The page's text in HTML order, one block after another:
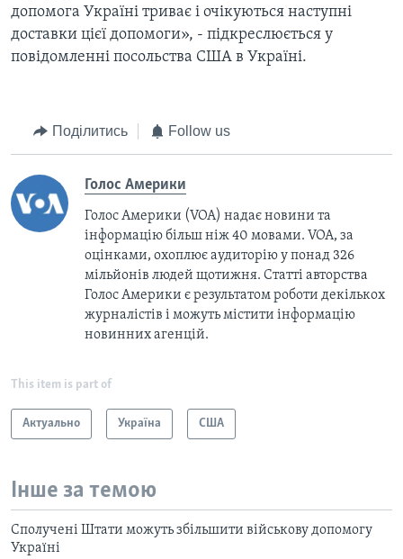
допомога Україні триває і очікуються наступні
доставки цієї допомоги», - підкреслюється у
повідомленні посольства США в Україні.
Поділитись Follow us
Голос Америки
Голос Америки (VOA) надає новини та
інформацію більш ніж 40 мовами. VOA, за
оцінками, охоплює аудиторію у понад 326
мільйонів людей щотижня. Статті авторства
Голос Америки є результатом роботи декількох
журналістів і можуть містити інформацію
новинних агенцій.
This item is part of
Актуально Україна США
Інше за темою
Сполучені Штати можуть збільшити військову допомогу
Україні